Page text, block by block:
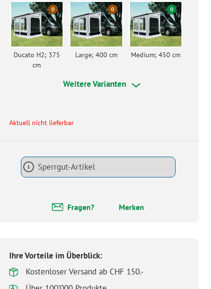
0
Ducato H2; 375
cm
0
Large; 400 cm
0
Medium; 450 cm
Weitere Varianten
Aktuell nicht lieferbar
Sperrgut-Artikel
Fragen? Merken
Ihre Vorteile im Überblick:
Kostenloser Versand ab CHF 150.-